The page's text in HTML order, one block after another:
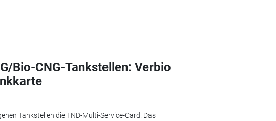
Bio-CNG-Tankstellen: Verbio
Tankstellen die TND-Multi-Service-Card. Das